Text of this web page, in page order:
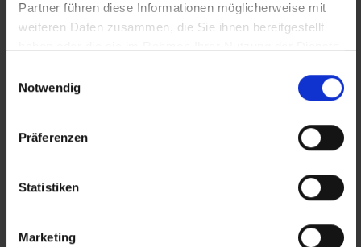
Partner führen diese Informationen möglicherweise mit
weiteren Daten zusammen, die Sie ihnen bereitgestellt
Notwendig
Präferenzen
Statistiken
Marketing